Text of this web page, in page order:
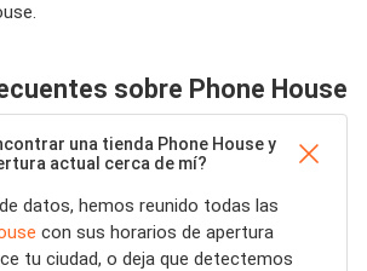
sobre Phone House
una tienda Phone House y
actual cerca de mí?
datos, hemos reunido todas las
con sus horarios de apertura
tu ciudad, o deja que detectemos